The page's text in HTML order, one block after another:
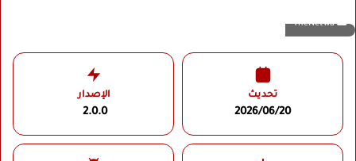
TheNetwa
تحديث
2026/06/20
الإصدار
2.0.0